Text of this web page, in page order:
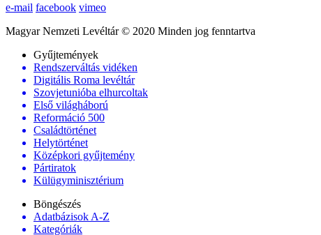
e-mail facebook vimeo
Magyar Nemzeti Levéltár © 2020 Minden jog fenntartva
Gyűjtemények
Rendszerváltás vidéken
Digitális Roma levéltár
Szovjetunióba elhurcoltak
Első világháború
Reformáció 500
Családtörténet
Helytörténet
Középkori gyűjtemény
Pártiratok
Külügyminisztérium
Böngészés
Adatbázisok A-Z
Kategóriák